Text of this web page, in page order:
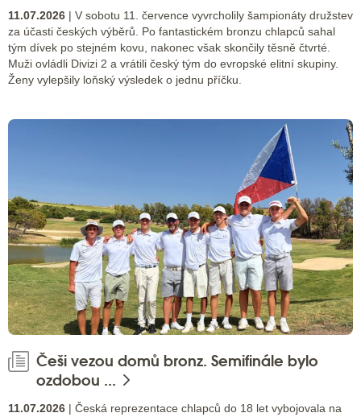
11.07.2026 | V sobotu 11. července vyvrcholily šampionáty družstev
za účasti českých výběrů. Po fantastickém bronzu chlapců sahal
tým dívek po stejném kovu, nakonec však skončily těsně čtvrté.
Muži ovládli Divizi 2 a vrátili český tým do evropské elitní skupiny.
Ženy vylepšily loňský výsledek o jednu příčku.
Češi vezou domů bronz. Semifinále bylo
ozdobou ...
11.07.2026 | Česká reprezentace chlapců do 18 let vybojovala na